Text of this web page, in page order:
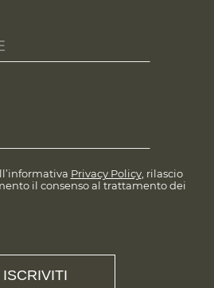
Privacy Policy, rilascio
il consenso al trattamento dei